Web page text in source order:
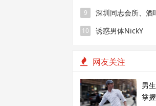
禁恋，要性命还是爱情
9
深圳同志会所、酒
航
10 诱惑男体NickY
网友关注
男
掌